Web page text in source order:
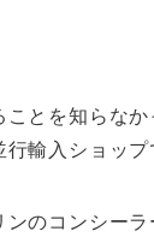
とを知らな
輸入ショップ
ンのコンシー